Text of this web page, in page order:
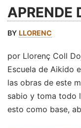
APRENDE
BY LLORENC
por Llorenç Coll
Escuela de Aikido
las obras de este
sabio y toma todo
esto como base,